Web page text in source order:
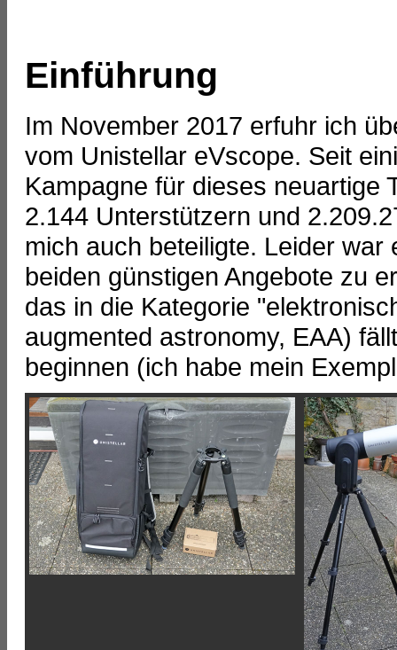
Einführung
Im November 2017 erfuhr ich
vom Unistellar eVscope. Seit
Kampagne für dieses neuartige
2.144 Unterstützern und
mich auch beteiligte. Leider
beiden günstigen Angebote zu
das in die Kategorie
augmented astronomy, EAA)
beginnen (ich habe mein